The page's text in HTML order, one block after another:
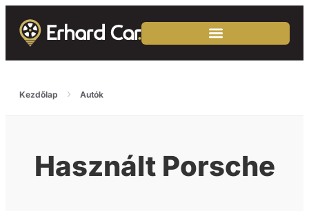
Kezdőlap › Autók
Használt Porsche